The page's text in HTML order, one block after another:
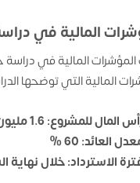
المالية في
المالية في
المالية التي توضحها
المال للمشروع: 1.6 مليون دولار
العائد: 60 %
الاسترداد: خلال نهاية